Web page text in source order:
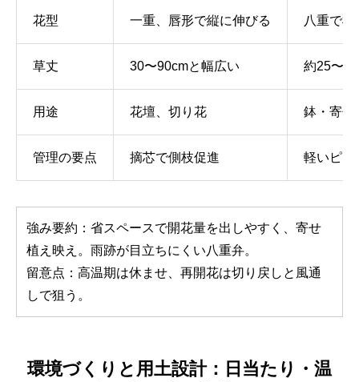
花型 一重、唇形で縦に伸びる 八重で
草丈 30〜90cmと幅広い 約25〜
用途 花壇、切り花 鉢・寄せ
管理の要点 摘芯で側枝促進 軽いピン
強み要約：省スペースで開花量を出しやすく、寄せ
植え映え。雨跡が目立ちにくい八重弁。
留意点：高温期は休ませ、再開花は切り戻しと風通
しで狙う。
環境づくりと用土設計：日当たり・温